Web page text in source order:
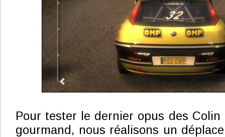
Pour tester le dernier opus des
gourmand, nous réalisons un